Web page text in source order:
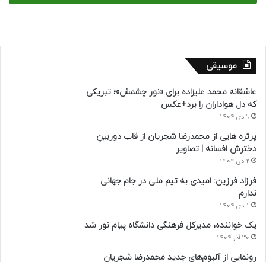
موسیقی
عاشقانه محمد علیزاده برای «نور چشمش»؛ تبریکی
که دل هواداران را برد+عکس
9 دی 1404
پرتره هایی از محمدرضا شجریان از قاب دوربینِ
دخترش افسانه | تصاویر
2 دی 1404
فرزاد فرزین: امیدی به تیم ملی در جام جهانی
ندارم
1 دی 1404
یک خواننده، مدیرکل فرهنگی دانشگاه پیام نور شد
30 آذر 1404
رونمایی از آلبوم‌های جدید محمدرضا شجریان